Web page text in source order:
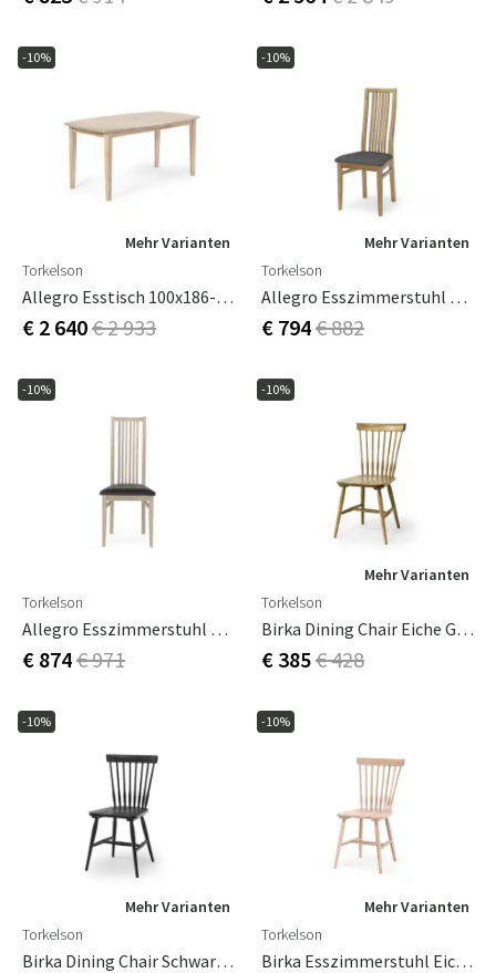
-10%
Mehr Varianten
Torkelson
Allegro Esstisch 100x186-286 Cm Eiche Weiß Geölt Und Furniert
€ 2 640€ 2 933
-10%
Mehr Varianten
Torkelson
Allegro Esszimmerstuhl Eiche Geölt Mit Stoffsitz 2er-Pack
€ 794€ 882
-10%
Torkelson
Allegro Esszimmerstuhl Eiche Weiß Geölt Mit Schwarzem Leder
€ 874€ 971
-10%
Mehr Varianten
Torkelson
Birka Dining Chair Eiche Geölt 2er-Pack
€ 385€ 428
-10%
Mehr Varianten
Torkelson
Birka Dining Chair Schwarz Lackiert 2er-Pack
-10%
Mehr Varianten
Torkelson
Birka Esszimmerstuhl Eiche Weiß Geölt 2er-Pack